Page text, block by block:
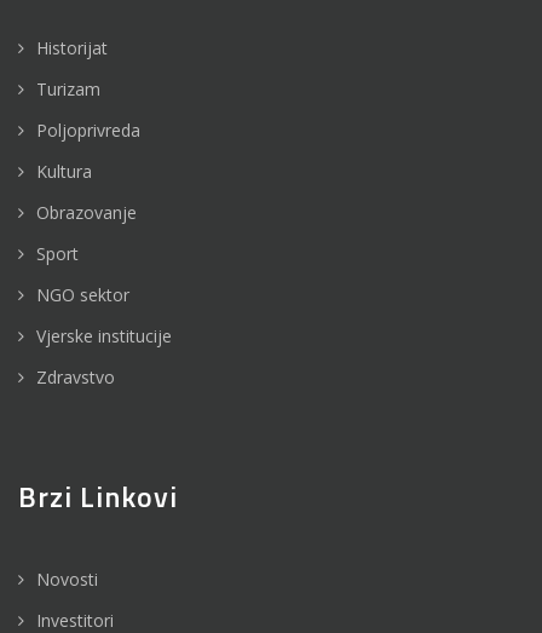
Historijat
Turizam
Poljoprivreda
Kultura
Obrazovanje
Sport
NGO sektor
Vjerske institucije
Zdravstvo
Brzi Linkovi
Novosti
Investitori